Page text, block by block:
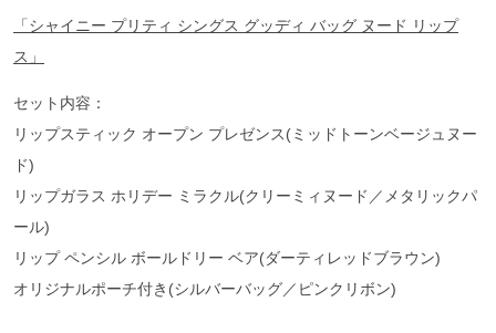
「シャイニー プリティ シングス グッディ バッグ ヌード リップ
ス」
セット内容：
リップスティック オープン プレゼンス(ミッドトーンベージュヌー
ド)
リップガラス ホリデー ミラクル(クリーミィヌード／メタリックパ
ール)
リップ ペンシル ボールドリー ベア(ダーティレッドブラウン)
オリジナルポーチ付き(シルバーバッグ／ピンクリボン)